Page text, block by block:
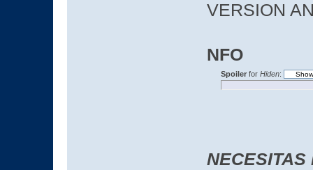
VERSION
NFO
Spoilerfor Hiden:
NECESITAS